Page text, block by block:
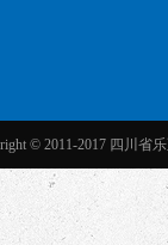
© 2011-2017 四川省